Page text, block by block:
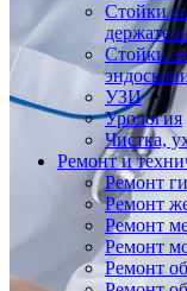
Стойки
Стойки
УЗИ
Урология
Чистка,
Ремонт и
Ремонт
Ремонт
Ремонт
Ремонт
Ремонт